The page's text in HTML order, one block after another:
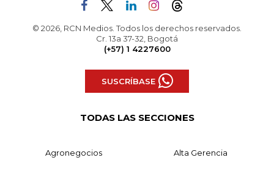
© 2026, RCN Medios. Todos los derechos reservados.
Cr. 13a 37-32, Bogotá
(+57) 1 4227600
SUSCRÍBASE
TODAS LAS SECCIONES
Agronegocios Alta Gerencia